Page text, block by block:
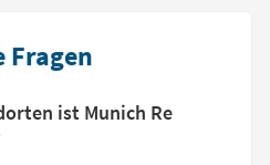
Fragen
ist Munich Re